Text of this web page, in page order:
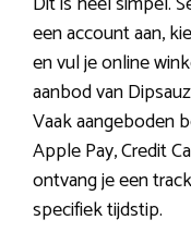
een account aan,
en vul je online
aanbod van
Vaak aangeboden
Apple Pay, Credit
ontvang je een
specifiek tijdstip.